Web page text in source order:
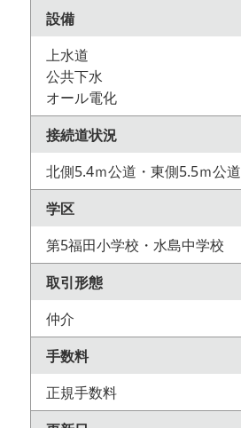
設備
上水道
公共下水
オール電化
接続道状況
北側5.4ｍ公道・東側5.5ｍ公道
学区
第5福田小学校・水島中学校
取引形態
仲介
手数料
正規手数料